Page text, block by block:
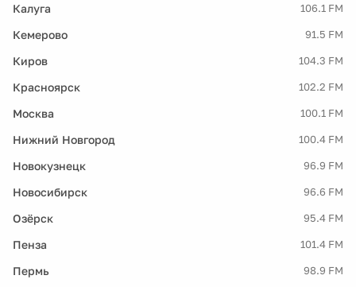
Калуга 106.1 FM
Кемерово 91.5 FM
Киров 104.3 FM
Красноярск 102.2 FM
Москва 100.1 FM
Нижний Новгород 100.4 FM
Новокузнецк 96.9 FM
Новосибирск 96.6 FM
Озёрск 95.4 FM
Пенза 101.4 FM
Пермь 98.9 FM